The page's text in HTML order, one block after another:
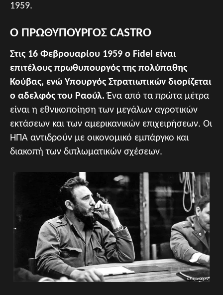
1959.
Ο ΠΡΩΘΥΠΟΥΡΓΟΣ CASTRO
Στις 16 Φεβρουαρίου 1959 ο Fidel είναι
επιτέλους πρωθυπουργός της πολύπαθης
Κούβας, ενώ Υπουργός Στρατιωτικών διορίζεται
ο αδελφός του Ραούλ. Ένα από τα πρώτα μέτρα
είναι η εθνικοποίηση των μεγάλων αγροτικών
εκτάσεων και των αμερικανικών επιχειρήσεων. Οι
ΗΠΑ αντιδρούν με οικονομικό εμπάργκο και
διακοπή των διπλωματικών σχέσεων.